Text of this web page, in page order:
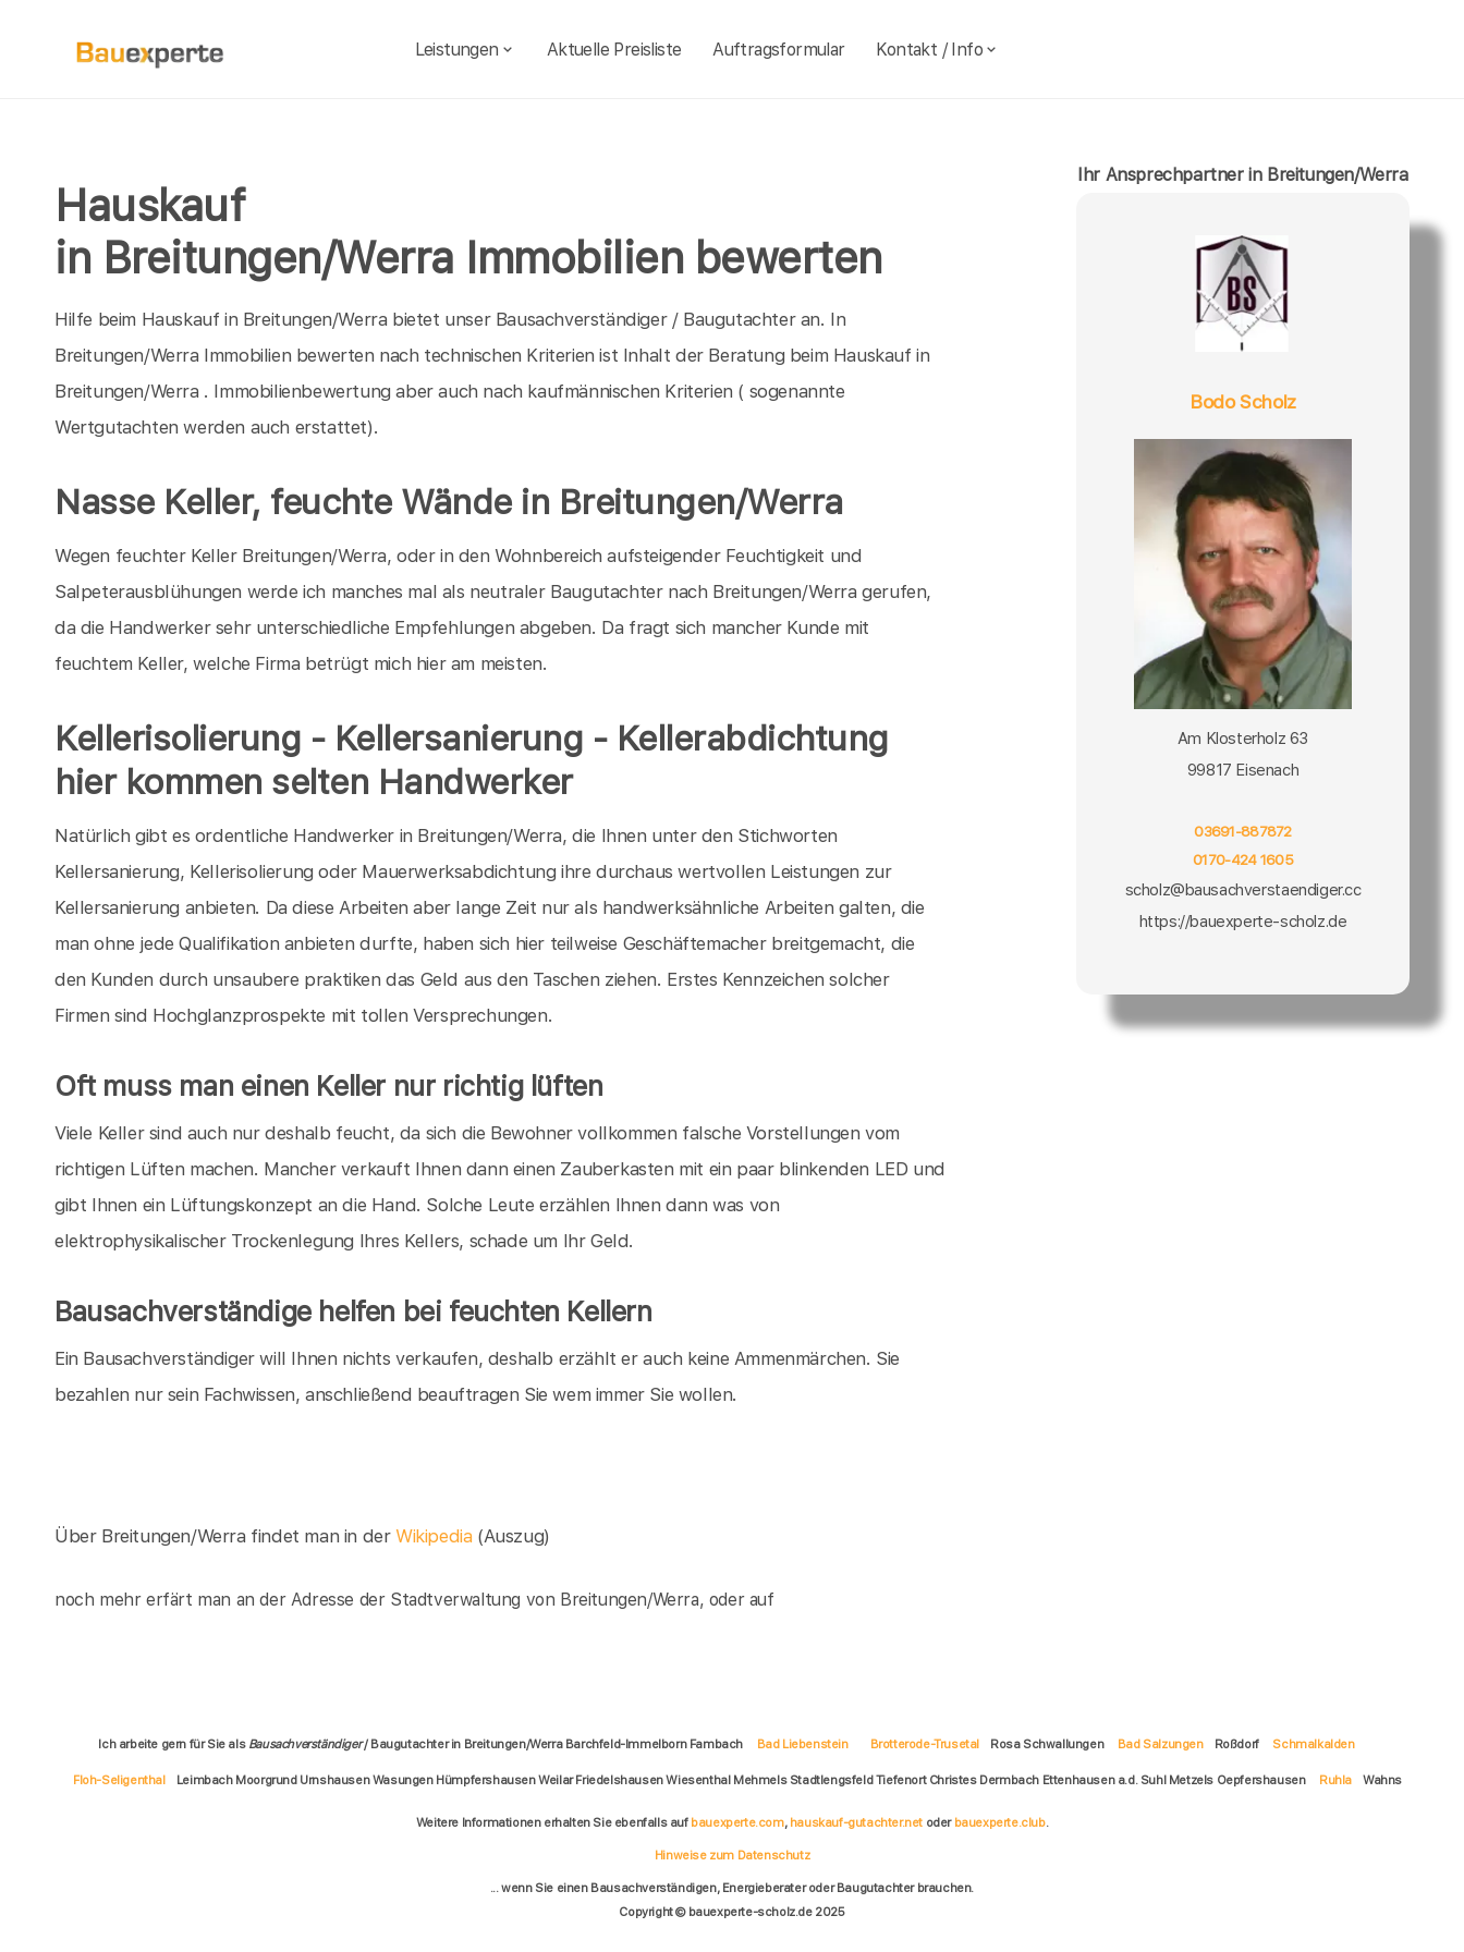
Leistungen Aktuelle Preisliste Auftragsformular Kontakt / Info
Hauskauf
in Breitungen/Werra Immobilien bewerten
Hilfe beim Hauskauf in Breitungen/Werra bietet unser Bausachverständiger / Baugutachter an. In
Breitungen/Werra Immobilien bewerten nach technischen Kriterien ist Inhalt der Beratung beim Hauskauf in
Breitungen/Werra . Immobilienbewertung aber auch nach kaufmännischen Kriterien ( sogenannte
Wertgutachten werden auch erstattet).
Nasse Keller, feuchte Wände in Breitungen/Werra
Wegen feuchter Keller Breitungen/Werra, oder in den Wohnbereich aufsteigender Feuchtigkeit und
Salpeterausblühungen werde ich manches mal als neutraler Baugutachter nach Breitungen/Werra gerufen,
da die Handwerker sehr unterschiedliche Empfehlungen abgeben. Da fragt sich mancher Kunde mit
feuchtem Keller, welche Firma betrügt mich hier am meisten.
Kellerisolierung - Kellersanierung - Kellerabdichtung
hier kommen selten Handwerker
Natürlich gibt es ordentliche Handwerker in Breitungen/Werra, die Ihnen unter den Stichworten
Kellersanierung, Kellerisolierung oder Mauerwerksabdichtung ihre durchaus wertvollen Leistungen zur
Kellersanierung anbieten. Da diese Arbeiten aber lange Zeit nur als handwerksähnliche Arbeiten galten, die
man ohne jede Qualifikation anbieten durfte, haben sich hier teilweise Geschäftemacher breitgemacht, die
den Kunden durch unsaubere praktiken das Geld aus den Taschen ziehen. Erstes Kennzeichen solcher
Firmen sind Hochglanzprospekte mit tollen Versprechungen.
Oft muss man einen Keller nur richtig lüften
Viele Keller sind auch nur deshalb feucht, da sich die Bewohner vollkommen falsche Vorstellungen vom
richtigen Lüften machen. Mancher verkauft Ihnen dann einen Zauberkasten mit ein paar blinkenden LED und
gibt Ihnen ein Lüftungskonzept an die Hand. Solche Leute erzählen Ihnen dann was von
elektrophysikalischer Trockenlegung Ihres Kellers, schade um Ihr Geld.
Bausachverständige helfen bei feuchten Kellern
Ein Bausachverständiger will Ihnen nichts verkaufen, deshalb erzählt er auch keine Ammenmärchen. Sie
bezahlen nur sein Fachwissen, anschließend beauftragen Sie wem immer Sie wollen.
Über Breitungen/Werra findet man in derWikipedia (Auszug)
noch mehr erfärt man an der Adresse der Stadtverwaltung von Breitungen/Werra, oder auf
Ihr Ansprechpartner in Breitungen/Werra
Bodo Scholz
Am Klosterholz 63
99817 Eisenach
03691-887872
0170-424 1605
scholz@bausachverstaendiger.cc
https://bauexperte-scholz.de
Ich arbeite gern für Sie als Bausachverständiger/ Baugutachter in Breitungen/Werra Barchfeld-Immelborn Fambach Bad Liebenstein Brotterode-Trusetal Rosa Schwallungen Bad Salzungen Roßdorf Schmalkalden
Floh-Seligenthal Leimbach Moorgrund Urnshausen Wasungen Hümpfershausen Weilar Friedelshausen Wiesenthal Mehmels Stadtlengsfeld Tiefenort Christes Dermbach Ettenhausen a.d. Suhl Metzels Oepfershausen Ruhla Wahns
Weitere Informationen erhalten Sie ebenfalls auf bauexperte.com, hauskauf-gutachter.net oder bauexperte.club.
Hinweise zum Datenschutz
... wenn Sie einen Bausachverständigen, Energieberater oder Baugutachter brauchen.
Copyright © bauexperte-scholz.de 2025